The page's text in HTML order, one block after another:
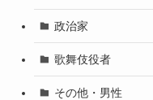
政治家
歌舞伎役者
その他・男性